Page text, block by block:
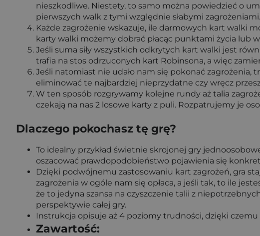
nieszkodliwe. Niestety, to samo można powiedzieć o
pierwszych walk z tymi względnie słabymi zagrożeniami.
Każde zagrożenie wskazuje, ile darmowych kart walki
karty walki możemy dobrać płacąc punktami życia lub
Jeśli suma siły wszystkich odkrytych kart walki jest
trafia na stos odrzuconych kart Robinsona, a więc
Jeśli natomiast nie udało nam się pokonać
eliminować te najbardziej nieprzydatne czy wręcz
W ten sposób rozgrywamy kolejne rundy aż talia
czekają na nas 2 losowe karty z puli. Rozpatrujemy je
Dlaczego pokochasz tę grę?
To idealny przykład świetnie skrojonej gry
oszacować prawdopodobieństwo pojawienia się
Dzięki podwójnemu zastosowaniu kart zagrożeń, gra
zagrożenia w ogóle nam się opłaca, a jeśli tak, to ile
że to jedyna szansa na czyszczenie talii z
perspektywie całej gry.
Instrukcja opisuje aż 4 poziomy trudności, dzięki
Zawartość: